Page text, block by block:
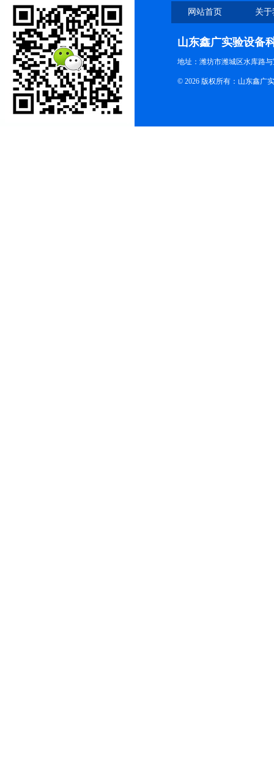
网站首页 关
山东鑫广实验设备
地址：潍坊市潍城区水库路
© 2026 版权所有：山东鑫广